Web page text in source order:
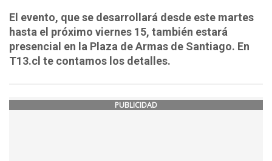
El evento, que se desarrollará desde este martes
hasta el próximo viernes 15, también estará
presencial en la Plaza de Armas de Santiago. En
T13.cl te contamos los detalles.
PUBLICIDAD